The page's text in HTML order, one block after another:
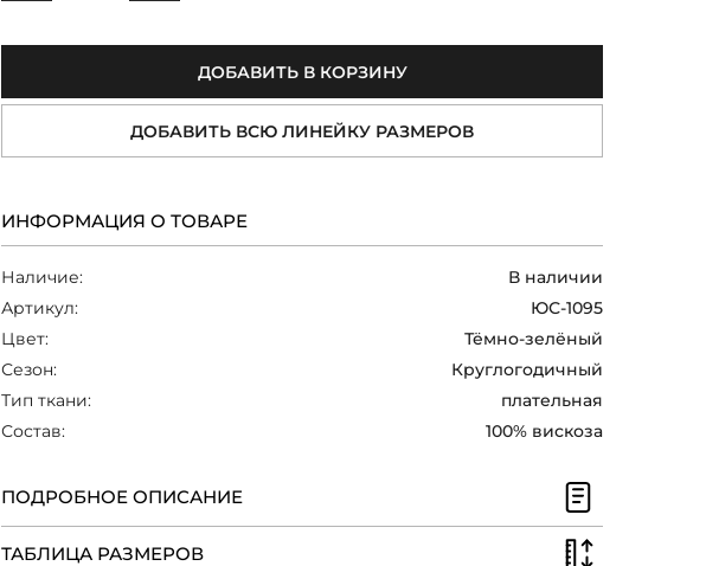
ДОБАВИТЬ В КОРЗИНУ
ДОБАВИТЬ ВСЮ ЛИНЕЙКУ РАЗМЕРОВ
ИНФОРМАЦИЯ О ТОВАРЕ
Наличие:
В наличии
Артикул:
ЮС-1095
Цвет:
Тёмно-зелёный
Сезон:
Круглогодичный
Тип ткани:
плательная
Состав:
100% вискоза
ПОДРОБНОЕ ОПИСАНИЕ
ТАБЛИЦА РАЗМЕРОВ